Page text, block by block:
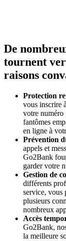
De
tournent
raisons
Protection
vous inscrire
votre numéro
fantômes
en ligne à
Prévention
appels et
Go2Bank
garder votre
Gestion de
différents
service, vous
plusieurs
nombreux
Accès
Go2Bank,
la meilleure